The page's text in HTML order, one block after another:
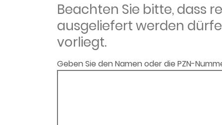
Beachten Sie bitte, dass
ausgeliefert werden
vorliegt.
Geben Sie den Namen oder die PZN-